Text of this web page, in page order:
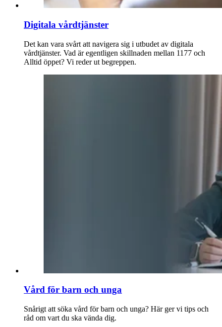
Digitala vårdtjänster
Det kan vara svårt att navigera sig i utbudet av digitala
vårdtjänster. Vad är egentligen skillnaden mellan 1177 och
Alltid öppet? Vi reder ut begreppen.
Vård för barn och unga
Snårigt att söka vård för barn och unga? Här ger vi tips och
råd om vart du ska vända dig.